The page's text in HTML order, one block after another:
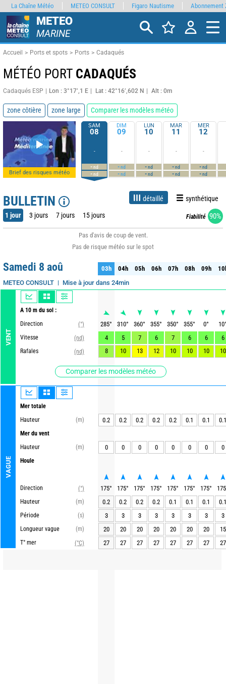
METEO
MARINE
Accueil Ports et spots Ports Cadaqués
MÉTÉO PORT CADAQUÉS
Cadaqués ESP Lon : 3°17’,1 E Lat : 42°16’,602 N Alt : 0m
zone côtière zone large Comparer les modèles météo
Brief des risques météo
SAM
08
-
-nd
-nd
DIM
09
-
-nd
-nd
LUN
10
-
-nd
-nd
MAR
11
-
-nd
-nd
MER
12
-
-nd
-nd
BULLETIN détaillé synthétique
1 jour 3 jours 7 jours 15 jours Fiabilité 90%
Pas d'avis de coup de vent.
Pas de risque météo sur le spot
Samedi 8 aoû
METEO CONSULT Mise à jour dans 24min
VENT
A 10 m du sol :
Direction
(°)
Vitesse
(nd)
Rafales
(nd)
Comparer les modèles météo
VAGUE
Mer totale
Hauteur
(m)
Mer du vent
Hauteur
(m)
Houle
Direction
(°)
Hauteur
(m)
Période
(s)
Longueur vague
(m)
T° mer
(°C)
03h 04h 05h 06h 07h 08h 09h
03h 04h 05h 06h 07h 08h 09h
285° 310° 360° 355° 350° 355° 0° 10
4
5 7 6 7 6 6
6
8
10 13 12 10 10 10 10
0.2 0.2 0.2 0.2 0.2 0.1 0.1 0.1
0 0 0 0 0 0 0 0
175° 175° 175° 175° 175° 175° 175°
175
0.2
0.2 0.2 0.2 0.1 0.1 0.1
0.1
3
3 3 3 3 3 3
3
20
20 20 20 20 20 20
15
27
27 27 27 27 27 27 27
La Chaîne Météo METEO CONSULT Figaro Nautisme Abonnement